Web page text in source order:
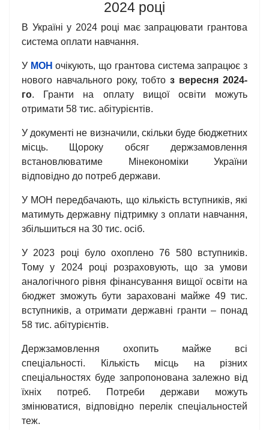
2024 році
В Україні у 2024 році має запрацювати грантова
система оплати навчання.
У МОН очікують, що грантова система запрацює з
нового навчального року, тобто з вересня 2024-
го. Гранти на оплату вищої освіти можуть
отримати 58 тис. абітурієнтів.
У документі не визначили, скільки буде бюджетних
місць. Щороку обсяг держзамовлення
встановлюватиме Мінекономіки України
відповідно до потреб держави.
У МОН передбачають, що кількість вступників, які
матимуть державну підтримку з оплати навчання,
збільшиться на 30 тис. осіб.
У 2023 році було охоплено 76 580 вступників.
Тому у 2024 році розраховують, що за умови
аналогічного рівня фінансування вищої освіти на
бюджет зможуть бути зараховані майже 49 тис.
вступників, а отримати державні гранти – понад
58 тис. абітурієнтів.
Держзамовлення охопить майже всі
спеціальності. Кількість місць на різних
спеціальностях буде запропонована залежно від
їхніх потреб. Потреби держави можуть
змінюватися, відповідно перелік спеціальностей
теж.